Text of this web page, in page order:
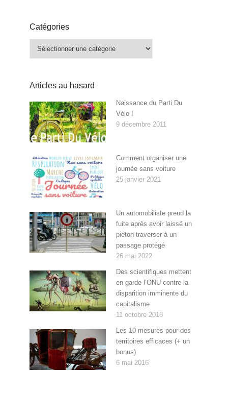
Catégories
Articles au hasard
Naissance du Parti Du
Vélo !
9 décembre 2011
Comment organiser une
journée sans voiture
25 janvier 2021
Un automobiliste prend la
fuite après avoir laissé un
piéton traverser à un
passage protégé
26 mai 2022
Des scientifiques mettent
en garde l’ONU contre la
disparition imminente du
capitalisme
11 octobre 2018
Les 10 mesures pour des
territoires efficaces (+ un
bonus)
6 mai 2016